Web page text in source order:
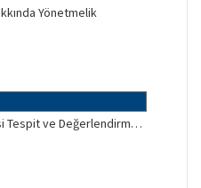
Yönetmelik
Üniversiteler Arşiv Belgesi Tespit ve Değerlendirme Formu